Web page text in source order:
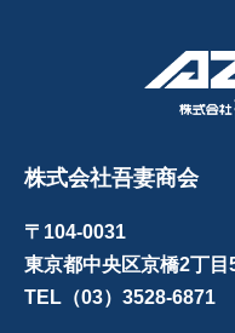
株式会社吾妻商会
〒104-0031
東京都中央区京橋2丁
TEL（03）3528-6871